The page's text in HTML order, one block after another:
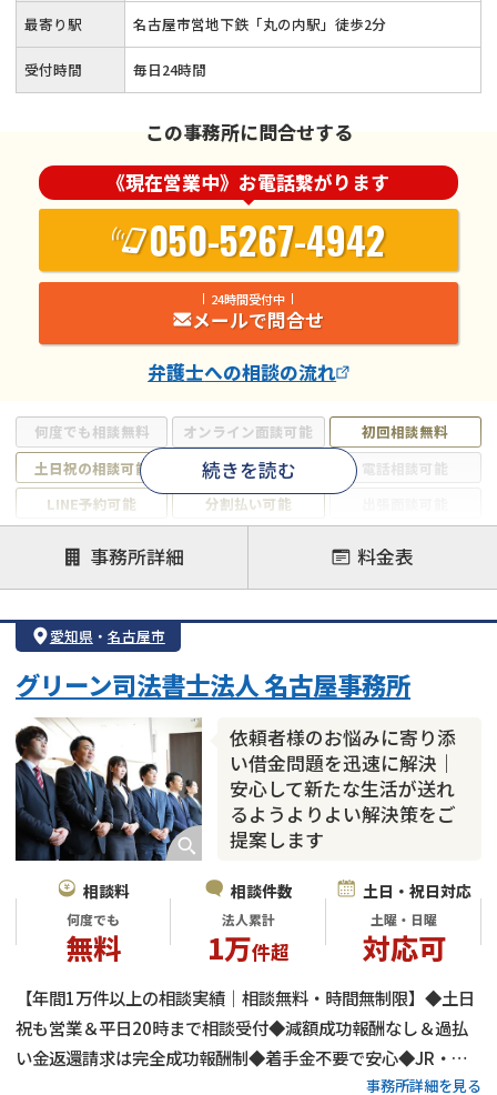
何度でも相談無料 オンライン面談可能
初回相談無料
土日祝の相談可能
19時以降電話可能
電話相談可能
LINE予約可能
分割払い可能
借金返済相談・交渉
自己破産
任意整理
個人再生
会社破産・法人破産
住宅ローン
消費者金融・サラ金
カードローン
闇金 奨学金
続きを読む
最寄り駅 名古屋市営地下鉄「丸の内駅」徒歩2分
受付時間 毎日24時間
この事務所に問合せする
《現在営業中》お電話繋がります
050-5267-4942
24時間受付中
メールで問合せ
弁護士への相談の流れ
事務所詳細 料金表
愛知県 ・ 名古屋市
依頼者様のお悩みに寄り添
い借金問題を迅速に解決｜
安心して新たな生活が送れ
るようよりよい解決策をご
提案します
グリーン司法書士法人 名古屋事務所
相談料
何度でも
無料
相談件数
法人累計
1万件超
土日・祝日対応
土曜・日曜
対応可
【年間1万件以上の相談実績｜相談無料・時間無制限】◆土日
祝も営業＆平日20時まで相談受付◆減額成功報酬なし＆過払
い金返還請求は完全成功報酬制◆着手金不要で安心◆JR・近
鉄・名鉄「名古屋駅」徒歩3分◆借金の時効（消滅時効・時効
事務所詳細を見る